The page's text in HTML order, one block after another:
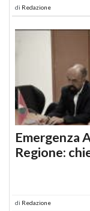
di Redazione
Emergenza
Regione:
di Redazione